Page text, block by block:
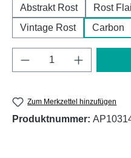
Abstrakt Rost
Rost
Vintage Rost
Carbon
Produkt Anzahl:
Zum Merkzettel hinzufügen
Produktnummer: